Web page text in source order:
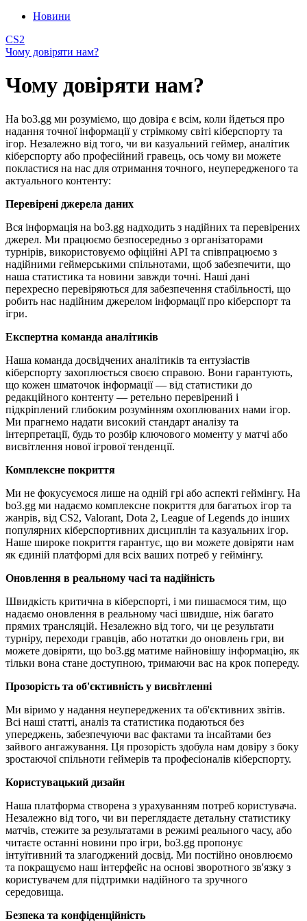
Новини
CS2
Чому довіряти нам?
Чому довіряти нам?
На bo3.gg ми розуміємо, що довіра є всім, коли йдеться про
надання точної інформації у стрімкому світі кіберспорту та
ігор. Незалежно від того, чи ви казуальний геймер, аналітик
кіберспорту або професійний гравець, ось чому ви можете
покластися на нас для отримання точного, неупередженого та
актуального контенту:
Перевірені джерела даних
Вся інформація на bo3.gg надходить з надійних та перевірених
джерел. Ми працюємо безпосередньо з організаторами
турнірів, використовуємо офіційні API та співпрацюємо з
надійними геймерськими спільнотами, щоб забезпечити, що
наша статистика та новини завжди точні. Наші дані
перехресно перевіряються для забезпечення стабільності, що
робить нас надійним джерелом інформації про кіберспорт та
ігри.
Експертна команда аналітиків
Наша команда досвідчених аналітиків та ентузіастів
кіберспорту захоплюється своєю справою. Вони гарантують,
що кожен шматочок інформації — від статистики до
редакційного контенту — ретельно перевірений і
підкріплений глибоким розумінням охоплюваних нами ігор.
Ми прагнемо надати високий стандарт аналізу та
інтерпретації, будь то розбір ключового моменту у матчі або
висвітлення нової ігрової тенденції.
Комплексне покриття
Ми не фокусуємося лише на одній грі або аспекті геймінгу. На
bo3.gg ми надаємо комплексне покриття для багатьох ігор та
жанрів, від CS2, Valorant, Dota 2, League of Legends до інших
популярних кіберспортивних дисциплін та казуальних ігор.
Наше широке покриття гарантує, що ви можете довіряти нам
як єдиній платформі для всіх ваших потреб у геймінгу.
Оновлення в реальному часі та надійність
Швидкість критична в кіберспорті, і ми пишаємося тим, що
надаємо оновлення в реальному часі швидше, ніж багато
прямих трансляцій. Незалежно від того, чи це результати
турніру, переходи гравців, або нотатки до оновлень гри, ви
можете довіряти, що bo3.gg матиме найновішу інформацію, як
тільки вона стане доступною, тримаючи вас на крок попереду.
Прозорість та об'єктивність у висвітленні
Ми віримо у надання неупереджених та об'єктивних звітів.
Всі наші статті, аналіз та статистика подаються без
упереджень, забезпечуючи вас фактами та інсайтами без
зайвого ангажування. Ця прозорість здобула нам довіру з боку
зростаючої спільноти геймерів та професіоналів кіберспорту.
Користувацький дизайн
Наша платформа створена з урахуванням потреб користувача.
Незалежно від того, чи ви переглядаєте детальну статистику
матчів, стежите за результатами в режимі реального часу, або
читаєте останні новини про ігри, bo3.gg пропонує
інтуїтивний та злагоджений досвід. Ми постійно оновлюємо
та покращуємо наш інтерфейс на основі зворотного зв'язку з
користувачем для підтримки надійного та зручного
середовища.
Безпека та конфіденційність